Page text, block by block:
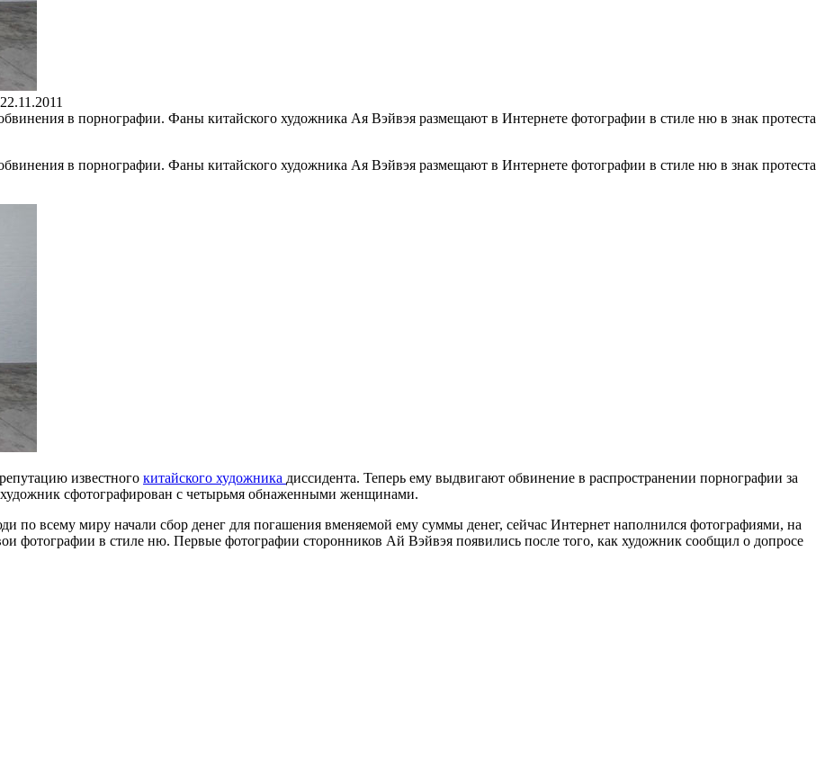
22.11.2011
в порнографии. Фаны китайского художника Ая Вэйвэя размещают в Интернете фотографии в стиле ню в знак протеста
в порнографии. Фаны китайского художника Ая Вэйвэя размещают в Интернете фотографии в стиле ню в знак протеста
известного китайского художника диссидента. Теперь ему выдвигают обвинение в распространении порнографии за
сфотографирован с четырьмя обнаженными женщинами.
по всему миру начали сбор денег для погашения вменяемой ему суммы денег, сейчас Интернет наполнился фотографиями, на
фотографии в стиле ню. Первые фотографии сторонников Ай Вэйвэя появились после того, как художник сообщил о допросе